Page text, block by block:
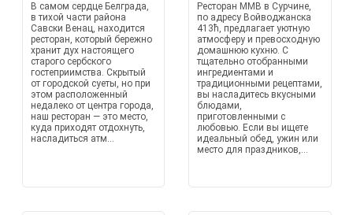
В самом сердце Белграда,
в тихой части района
Савски Венац, находится
ресторан, который бережно
хранит дух настоящего
старого сербского
гостеприимства. Скрытый
от городской суеты, но при
этом расположенный
недалеко от центра города,
наш ресторан — это место,
куда приходят отдохнуть,
насладиться атм...
Ресторан MMB в Сурчине,
по адресу Войводжанска
413ћ, предлагает уютную
атмосферу и превосходную
домашнюю кухню. С
тщательно отобранными
ингредиентами и
традиционными рецептами,
вы насладитесь вкусными
блюдами,
приготовленными с
любовью. Если вы ищете
идеальный обед, ужин или
место для праздников,...